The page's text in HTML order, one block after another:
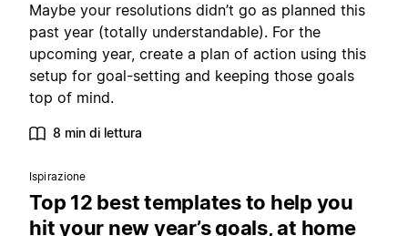
Maybe your resolutions didn’t go as planned this
past year (totally understandable). For the
upcoming year, create a plan of action using this
setup for goal-setting and keeping those goals
top of mind.
8 min di lettura
Ispirazione
Top 12 best templates to help you
hit your new year’s goals, at home